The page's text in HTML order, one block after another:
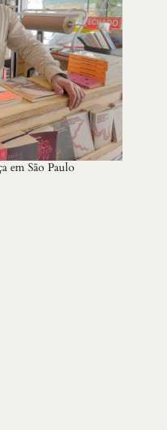
em São Paulo